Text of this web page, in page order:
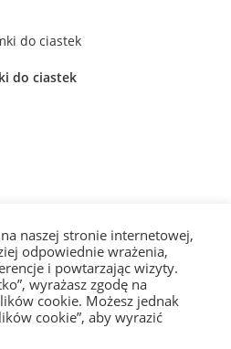
do ciastek
naszej stronie internetowej,
odpowiednie wrażenia,
i powtarzając wizyty.
wyrażasz zgodę na
cookie. Możesz jednak
cookie”, aby wyrazić